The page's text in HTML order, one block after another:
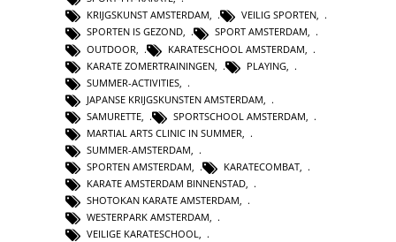
KRIJGSKUNST AMSTERDAM, VEILIG SPORTEN,
SPORTEN IS GEZOND, SPORT AMSTERDAM,
OUTDOOR
KARATESCHOOL AMSTERDAM
KARATE ZOMERTRAININGEN
PLAYING
SUMMER-ACTIVITIES
JAPANSE KRIJGSKUNSTEN AMSTERDAM
SAMURETTE
SPORTSCHOOL AMSTERDAM
MARTIAL ARTS CLINIC IN SUMMER
SUMMER-AMSTERDAM
SPORTEN AMSTERDAM
KARATECOMBAT
KARATE AMSTERDAM BINNENSTAD,
SHOTOKAN KARATE AMSTERDAM,
WESTERPARK AMSTERDAM,
VEILIGE KARATESCHOOL,